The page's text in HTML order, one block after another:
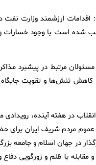
ارزشمند وزارت نفت
است با وجود خسارات و
مرتبط در پیشبرد
کاهش تنش‌ها و تقویت
در هفته آینده، رویدادی
عموم مردم شریف ایران برای
در جهان اسلام و جامعه
مقابله با ظلم و زورگویی